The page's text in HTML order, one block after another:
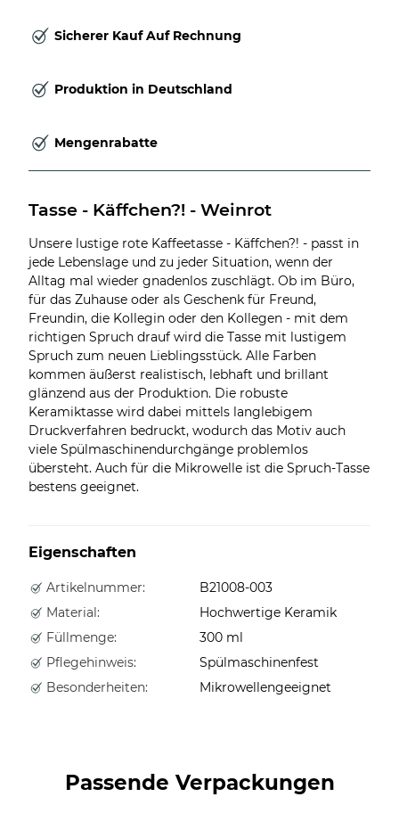
Sicherer Kauf Auf Rechnung
Produktion in Deutschland
Mengenrabatte
Tasse - Käffchen?! - Weinrot
Unsere lustige rote Kaffeetasse - Käffchen?! - passt in
jede Lebenslage und zu jeder Situation, wenn der
Alltag mal wieder gnadenlos zuschlägt. Ob im Büro,
für das Zuhause oder als Geschenk für Freund,
Freundin, die Kollegin oder den Kollegen - mit dem
richtigen Spruch drauf wird die Tasse mit lustigem
Spruch zum neuen Lieblingsstück. Alle Farben
kommen äußerst realistisch, lebhaft und brillant
glänzend aus der Produktion. Die robuste
Keramiktasse wird dabei mittels langlebigem
Druckverfahren bedruckt, wodurch das Motiv auch
viele Spülmaschinendurchgänge problemlos
übersteht. Auch für die Mikrowelle ist die Spruch-Tasse
bestens geeignet.
Eigenschaften
Artikelnummer:
B21008-003
Material:
Hochwertige Keramik
Füllmenge:
300 ml
Pflegehinweis:
Spülmaschinenfest
Besonderheiten:
Mikrowellengeeignet
Passende Verpackungen